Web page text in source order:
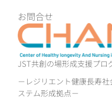
JST共創の場形成支援プロ
－レジリエント健康長寿
ステム形成拠点－
お問合せ